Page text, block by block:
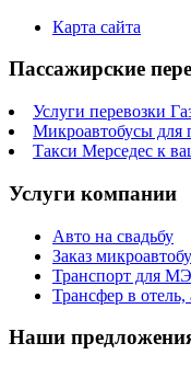
Карта сайта
Пассажирские
Услуги перевозки
Микроавтобусы для
Такси Мерседес к
Услуги компании
Авто на свадьбу
Заказ
Транспорт для
Трансфер в отель,
Наши